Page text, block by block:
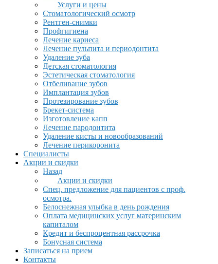
Услуги и цены
Стоматологический осмотр
Рентген-снимки
Профгигиена
Лечение кариеса
Лечение пульпита и периодонтита
Удаление зуба
Детская стоматология
Эстетическая стоматология
Отбеливание зубов
Имплантация зубов
Протезирование зубов
Брекет-система
Изготовление капп
Лечение пародонтита
Удаление кисты и новообразований
Лечение перикоронита
Специалисты
Акции и скидки
Назад
Акции и скидки
Спец. предложение для пациентов с проф.
осмотра.
Белоснежная улыбка в день рождения
Оплата медицинских услуг материнским
капиталом
Кредит и беспроцентная рассрочка
Бонусная система
Записаться на прием
Контакты